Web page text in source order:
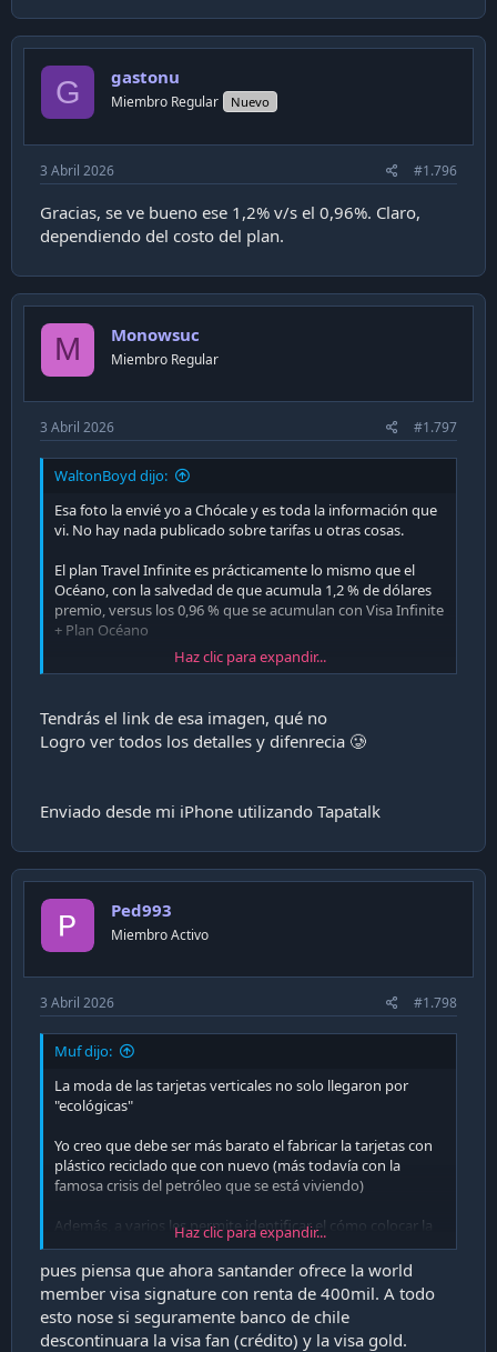
c
t
o
n
G gastonu
Miembro Regular Nuevo
3 Abril 2026 #1.796
Gracias, se ve bueno ese 1,2% v/s el 0,96%. Claro,
dependiendo del costo del plan.
M Monowsuc
Miembro Regular
3 Abril 2026 #1.797
WaltonBoyd dijo:
Esa foto la envié yo a Chócale y es toda la información que
vi. No hay nada publicado sobre tarifas u otras cosas.
El plan Travel Infinite es prácticamente lo mismo que el
Océano, con la salvedad de que acumula 1,2 % de dólares
premio, versus los 0,96 % que se acumulan con Visa Infinite
+ Plan Océano
Haz clic para expandir...
Tendrás el link de esa imagen, qué no
Logro ver todos los detalles y difenrecia 🥲
Enviado desde mi iPhone utilizando Tapatalk
Ped993
Miembro Activo
3 Abril 2026 #1.798
Muf dijo:
La moda de las tarjetas verticales no solo llegaron por
"ecológicas"
Yo creo que debe ser más barato el fabricar la tarjetas con
plástico reciclado que con nuevo (más todavía con la
famosa crisis del petróleo que se está viviendo)
Además, a varios les permite identificar el cómo colocar la
tarjeta en un cajero automático o en un POS
¿Inclusión para no videntes? No creo mucho, ya que
hubiesen utilizado braile en los plásticos o haber
mantenido los viejos números en relieve
Haz clic para expandir...
pues piensa que ahora santander ofrece la world
member visa signature con renta de 400mil. A todo
esto nose si seguramente banco de chile
descontinuara la visa fan (crédito) y la visa gold.